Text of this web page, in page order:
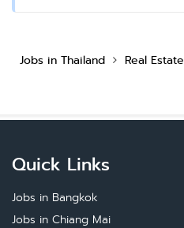
Jobs in Thailand Real Estate
Quick Links
Jobs in Bangkok
Jobs in Chiang Mai